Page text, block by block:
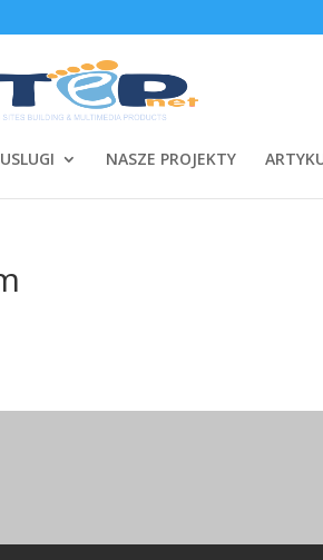
NASZE PROJEKTY